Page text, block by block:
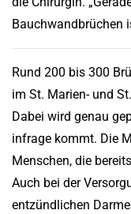
Bauchwandbrüchen
Rund 200 bis 300
im St. Marien- und
Dabei wird genau
infrage kommt. Die
Menschen, die
Auch bei der
entzündlichen